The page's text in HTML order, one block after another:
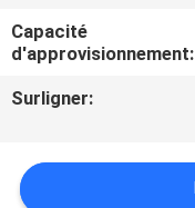
NOUVELLES
DEMANDEZ
CITATION
Capacité
d'approvisionnement:
Surligner: